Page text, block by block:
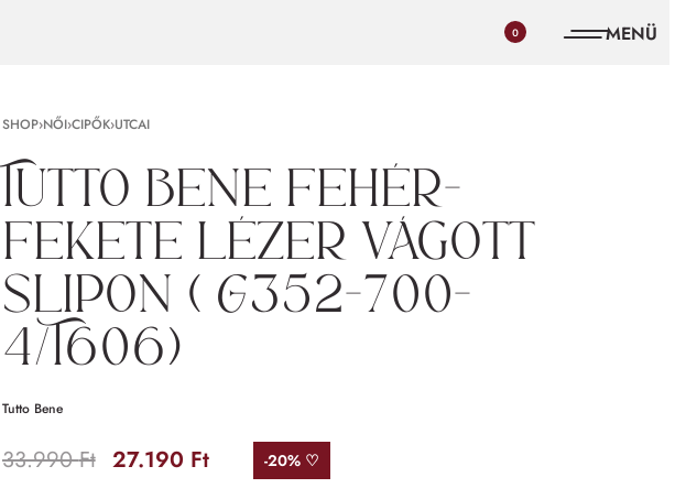
0
SHOP›NŐI›CIPŐK›UTCAI
Tutto bene fehér-
fekete lézer vágott
slipon ( G352-700-
4/T606)
Tutto Bene
33.990Ft 27.190 Ft -20% ♡